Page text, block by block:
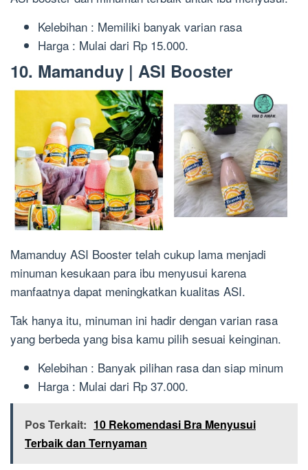
Kelebihan : Memiliki banyak varian rasa
Harga : Mulai dari Rp 15.000.
10. Mamanduy | ASI Booster
Mamanduy ASI Booster telah cukup lama menjadi
minuman kesukaan para ibu menyusui karena
manfaatnya dapat meningkatkan kualitas ASI.
Tak hanya itu, minuman ini hadir dengan varian rasa
yang berbeda yang bisa kamu pilih sesuai keinginan.
Kelebihan : Banyak pilihan rasa dan siap minum
Harga : Mulai dari Rp 37.000.
Pos Terkait: 10 Rekomendasi Bra Menyusui
Terbaik dan Ternyaman